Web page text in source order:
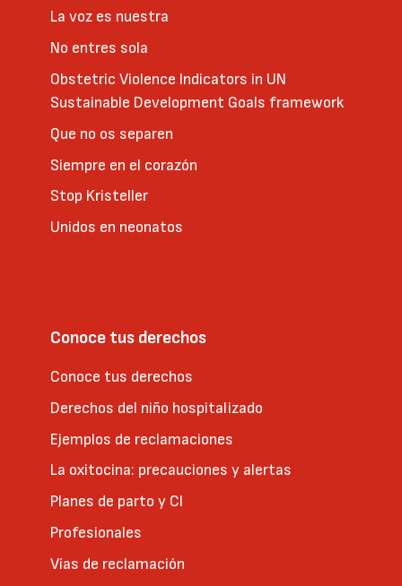
La voz es nuestra
No entres sola
Obstetric Violence Indicators in UN
Sustainable Development Goals framework
Que no os separen
Siempre en el corazón
Stop Kristeller
Unidos en neonatos
Conoce tus derechos
Conoce tus derechos
Derechos del niño hospitalizado
Ejemplos de reclamaciones
La oxitocina: precauciones y alertas
Planes de parto y CI
Profesionales
Vías de reclamación